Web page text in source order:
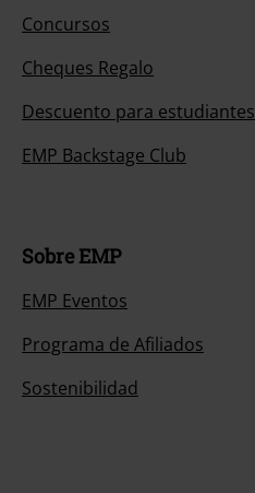
Concursos
Cheques Regalo
Descuento para estudiantes
EMP Backstage Club
Sobre EMP
EMP Eventos
Programa de Afiliados
Sostenibilidad